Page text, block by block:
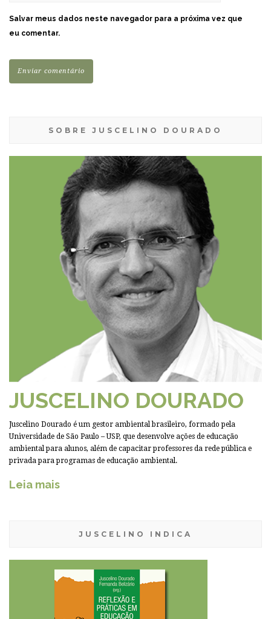
Salvar meus dados neste navegador para a próxima vez que
eu comentar.
SOBRE JUSCELINO DOURADO
JUSCELINO DOURADO
Juscelino Dourado é um gestor ambiental brasileiro, formado pela
Universidade de São Paulo – USP, que desenvolve ações de educação
ambiental para alunos, além de capacitar professores da rede pública e
privada para programas de educação ambiental.
Leia mais
JUSCELINO INDICA